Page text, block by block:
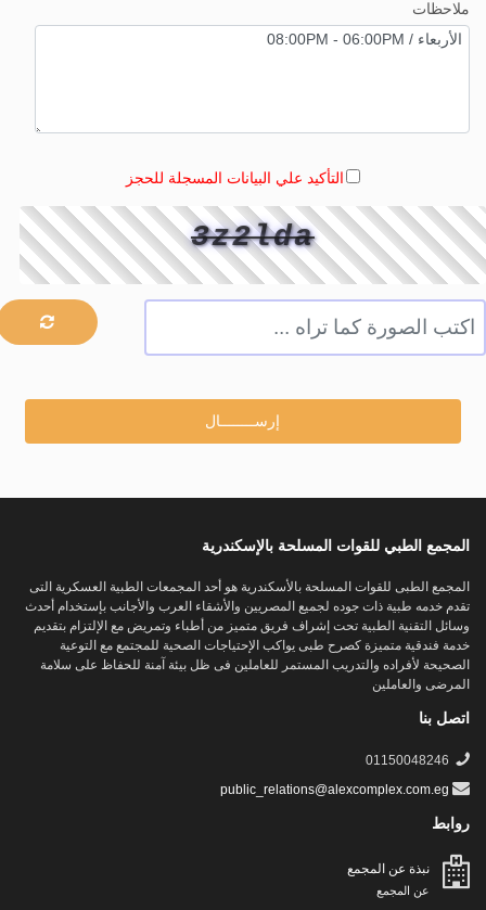
ملاحظات
التأكيد علي البيانات المسجلة للحجز
3z2lda
المجمع الطبي للقوات المسلحة بالإسكندرية
المجمع الطبى للقوات المسلحة بالأسكندرية هو أحد المجمعات الطبية العسكرية التى
تقدم خدمه طبية ذات جوده لجميع المصريين والأشقاء العرب والأجانب بإستخدام أحدث
وسائل التقنية الطبية تحت إشراف فريق متميز من أطباء وتمريض مع الإلتزام بتقديم
خدمة فندقية متميزة كصرح طبى يواكب الإحتياجات الصحية للمجتمع مع التوعية
الصحيحة لأفراده والتدريب المستمر للعاملين فى ظل بيئة آمنة للحفاظ على سلامة
المرضى والعاملين
اتصل بنا
01150048246
public_relations@alexcomplex.com.eg
روابط
نبذة عن المجمع
عن المجمع